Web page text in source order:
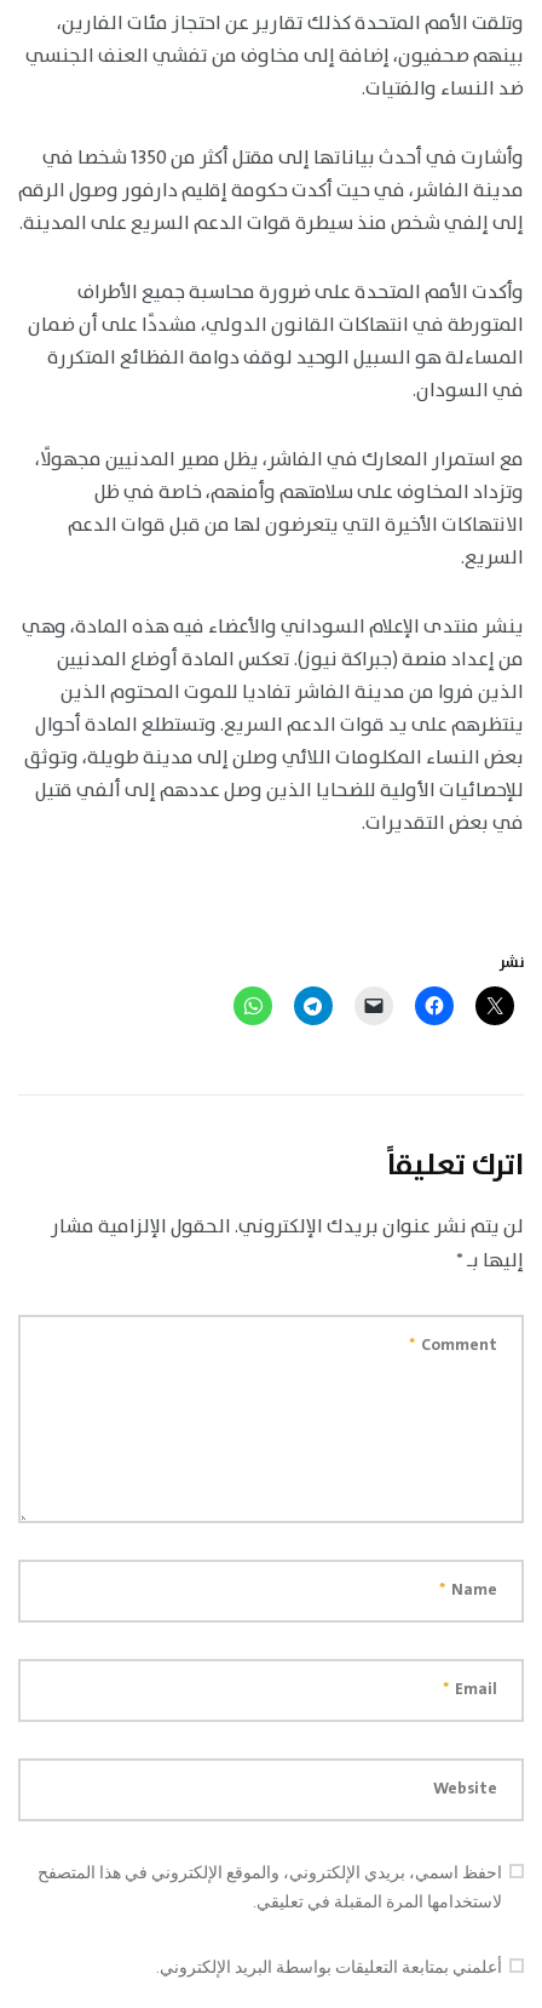
وتلقت الأمم المتحدة كذلك تقارير عن احتجاز مئات الفارين،
بينهم صحفيون، إضافة إلى مخاوف من تفشي العنف الجنسي
ضد النساء والفتيات.
وأشارت في أحدث بياناتها إلى مقتل أكثر من 1350 شخصا في
مدينة الفاشر، في حيت أكدت حكومة إقليم دارفور وصول الرقم
إلى إلفي شخص منذ سيطرة قوات الدعم السريع على المدينة.
وأكدت الأمم المتحدة على ضرورة محاسبة جميع الأطراف
المتورطة في انتهاكات القانون الدولي، مشددًا على أن ضمان
المساءلة هو السبيل الوحيد لوقف دوامة الفظائع المتكررة
في السودان.
مع استمرار المعارك في الفاشر، يظل مصير المدنيين مجهولًا،
وتزداد المخاوف على سلامتهم وأمنهم، خاصة في ظل
الانتهاكات الأخيرة التي يتعرضون لها من قبل قوات الدعم
السريع.
ينشر منتدى الإعلام السوداني والأعضاء فيه هذه المادة، وهي
من إعداد منصة (جبراكة نيوز). تعكس المادة أوضاع المدنيين
الذين فروا من مدينة الفاشر تفاديا للموت المحتوم الذين
ينتظرهم على يد قوات الدعم السريع. وتستطلع المادة أحوال
بعض النساء المكلومات اللائي وصلن إلى مدينة طويلة، وتوثق
للإحصائيات الأولية للضحايا الذين وصل عددهم إلى ألفي قتيل
في بعض التقديرات.
نشر
اترك تعليقاً
لن يتم نشر عنوان بريدك الإلكتروني.الحقول الإلزامية مشار
إليها بـ*
Comment
*
Name
*
Email
*
Website
احفظ اسمي، بريدي الإلكتروني، والموقع الإلكتروني في هذا المتصفح
لاستخدامها المرة المقبلة في تعليقي.
أعلمني بمتابعة التعليقات بواسطة البريد الإلكتروني.